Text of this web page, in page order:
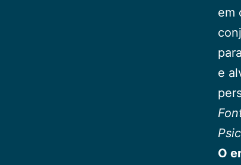
em
e
O